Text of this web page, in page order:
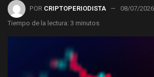
POR CRIPTOPERIODISTA
08/07/2026
Tiempo de la lectura: 3 minutos